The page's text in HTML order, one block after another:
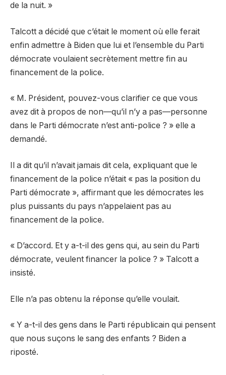
de la nuit. »
Talcott a décidé que c’était le moment où elle ferait
enfin admettre à Biden que lui et l’ensemble du Parti
démocrate voulaient secrètement mettre fin au
financement de la police.
« M. Président, pouvez-vous clarifier ce que vous
avez dit à propos de non—qu’il n’y a pas—personne
dans le Parti démocrate n’est anti-police ? » elle a
demandé.
Il a dit qu’il n’avait jamais dit cela, expliquant que le
financement de la police n’était « pas la position du
Parti démocrate », affirmant que les démocrates les
plus puissants du pays n’appelaient pas au
financement de la police.
« D’accord. Et y a-t-il des gens qui, au sein du Parti
démocrate, veulent financer la police ? » Talcott a
insisté.
Elle n’a pas obtenu la réponse qu’elle voulait.
« Y a-t-il des gens dans le Parti républicain qui pensent
que nous suçons le sang des enfants ? Biden a
riposté.